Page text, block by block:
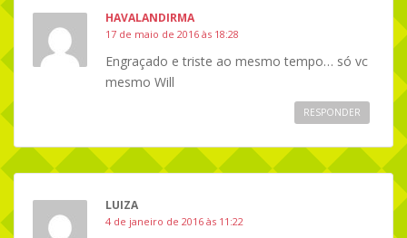
HAVALANDIRMA
17 de maio de 2016 às 18:28
Engraçado e triste ao mesmo tempo… só vc
mesmo Will
RESPONDER
LUIZA
4 de janeiro de 2016 às 11:22